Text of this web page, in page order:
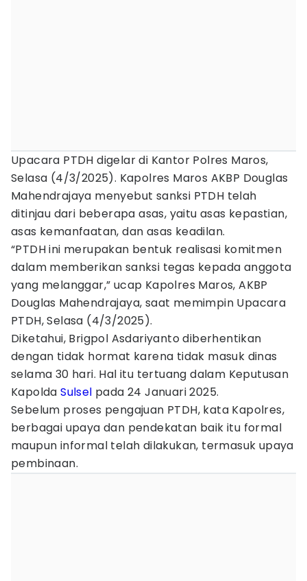
Upacara PTDH digelar di Kantor Polres Maros,
Selasa (4/3/2025). Kapolres Maros AKBP Douglas
Mahendrajaya menyebut sanksi PTDH telah
ditinjau dari beberapa asas, yaitu asas kepastian,
asas kemanfaatan, dan asas keadilan.
“PTDH ini merupakan bentuk realisasi komitmen
dalam memberikan sanksi tegas kepada anggota
yang melanggar,” ucap Kapolres Maros, AKBP
Douglas Mahendrajaya, saat memimpin Upacara
PTDH, Selasa (4/3/2025).
Diketahui, Brigpol Asdariyanto diberhentikan
dengan tidak hormat karena tidak masuk dinas
selama 30 hari. Hal itu tertuang dalam Keputusan
KapoldaSulsel pada 24 Januari 2025.
Sebelum proses pengajuan PTDH, kata Kapolres,
berbagai upaya dan pendekatan baik itu formal
maupun informal telah dilakukan, termasuk upaya
pembinaan.